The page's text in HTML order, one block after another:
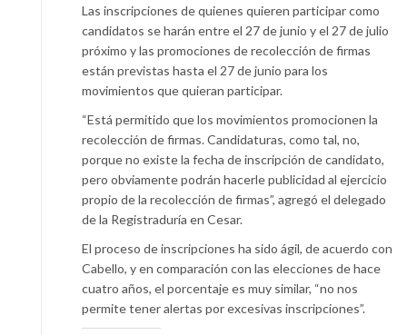
Las inscripciones de quienes quieren participar como
candidatos se harán entre el 27 de junio y el 27 de julio
próximo y las promociones de recolección de firmas
están previstas hasta el 27 de junio para los
movimientos que quieran participar.
“Está permitido que los movimientos promocionen la
recolección de firmas. Candidaturas, como tal, no,
porque no existe la fecha de inscripción de candidato,
pero obviamente podrán hacerle publicidad al ejercicio
propio de la recolección de firmas”, agregó el delegado
de la Registraduría en Cesar.
El proceso de inscripciones ha sido ágil, de acuerdo con
Cabello, y en comparación con las elecciones de hace
cuatro años, el porcentaje es muy similar, “no nos
permite tener alertas por excesivas inscripciones”.